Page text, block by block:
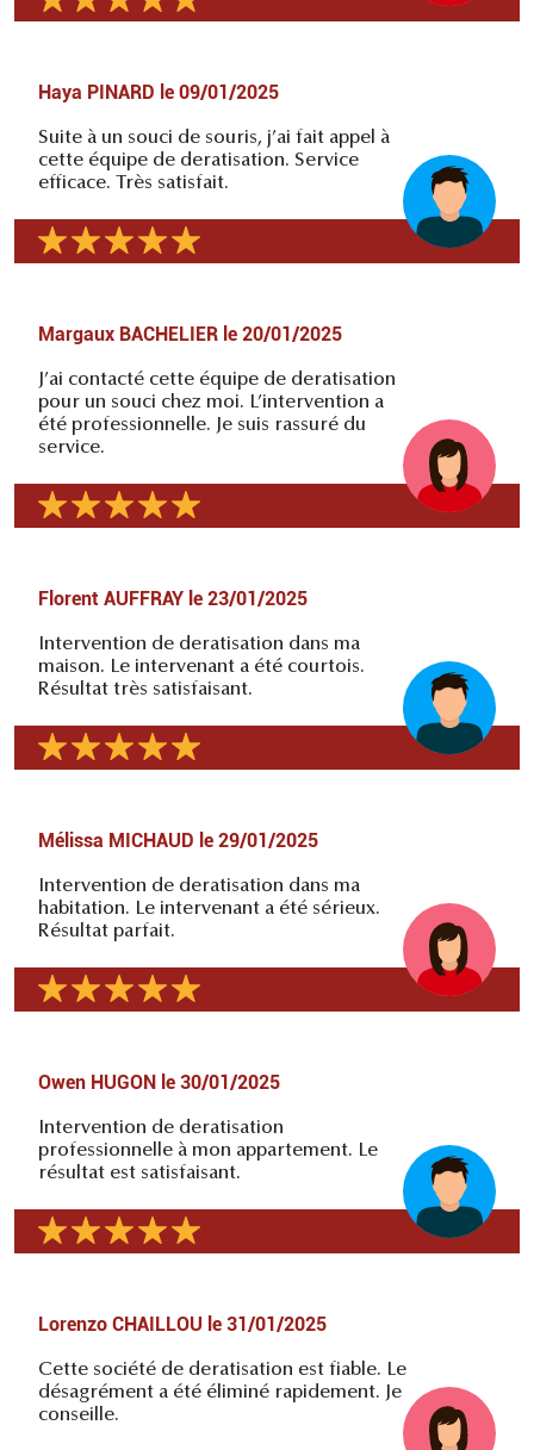
Haya PINARD le 09/01/2025
Suite à un souci de souris, j’ai fait appel à
cette équipe de deratisation. Service
efficace. Très satisfait.
Margaux BACHELIER le 20/01/2025
J’ai contacté cette équipe de deratisation
pour un souci chez moi. L’intervention a
été professionnelle. Je suis rassuré du
service.
Florent AUFFRAY le 23/01/2025
Intervention de deratisation dans ma
maison. Le intervenant a été courtois.
Résultat très satisfaisant.
Mélissa MICHAUD le 29/01/2025
Intervention de deratisation dans ma
habitation. Le intervenant a été sérieux.
Résultat parfait.
Owen HUGON le 30/01/2025
Intervention de deratisation
professionnelle à mon appartement. Le
résultat est satisfaisant.
Lorenzo CHAILLOU le 31/01/2025
Cette société de deratisation est fiable. Le
désagrément a été éliminé rapidement. Je
conseille.